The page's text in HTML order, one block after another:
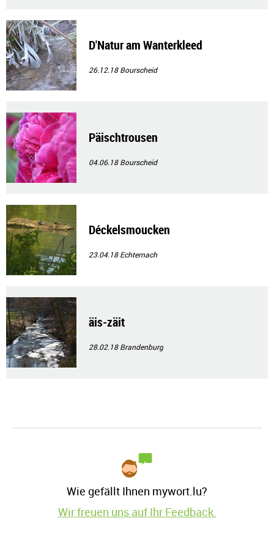
D'Natur am Wanterkleed
26.12.18Bourscheid
Päischtrousen
04.06.18Bourscheid
Déckelsmoucken
23.04.18Echternach
äis-zäit
28.02.18Brandenburg
Wie gefällt Ihnen mywort.lu?
Wir freuen uns auf Ihr Feedback.